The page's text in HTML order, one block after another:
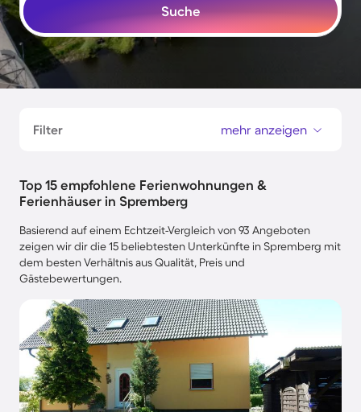
Suche
Filter mehr anzeigen
Top 15 empfohlene Ferienwohnungen &
Ferienhäuser in Spremberg
Basierend auf einem Echtzeit-Vergleich von 93 Angeboten
zeigen wir dir die 15 beliebtesten Unterkünfte in Spremberg mit
dem besten Verhältnis aus Qualität, Preis und
Gästebewertungen.